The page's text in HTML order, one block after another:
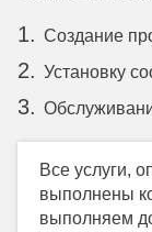
Создание
Установку
Все услуги,
выполнены
выполняем